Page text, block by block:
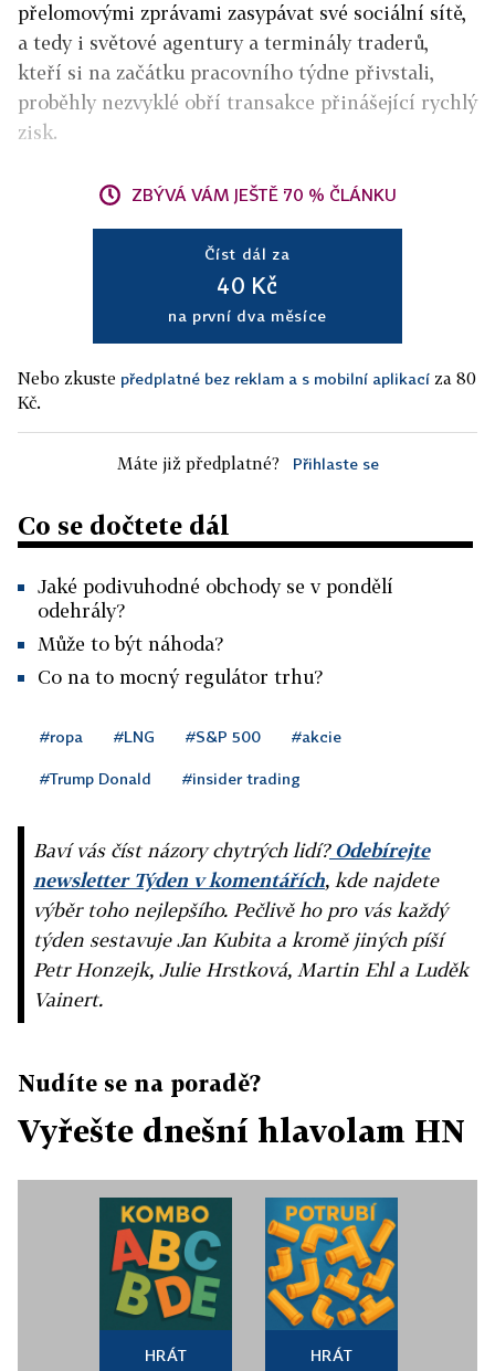
přelomovými zprávami zasypávat své sociální sítě,
a tedy i světové agentury a terminály traderů,
kteří si na začátku pracovního týdne přivstali,
proběhly nezvyklé obří transakce přinášející rychlý
zisk.
ZBÝVÁ VÁM JEŠTĚ 70 % ČLÁNKU
Číst dál za
40 Kč
na první dva měsíce
Nebo zkuste předplatné bez reklam a s mobilní aplikací za 80
Kč.
Máte již předplatné? Přihlaste se
Co se dočtete dál
Jaké podivuhodné obchody se v pondělí
odehrály?
Může to být náhoda?
Co na to mocný regulátor trhu?
#ropa #LNG #S&P 500 #akcie
#Trump Donald #insider trading
Baví vás číst názory chytrých lidí?Odebírejte
newsletter Týden v komentářích, kde najdete
výběr toho nejlepšího. Pečlivě ho pro vás každý
týden sestavuje Jan Kubita a kromě jiných píší
Petr Honzejk, Julie Hrstková, Martin Ehl a Luděk
Vainert.
Nudíte se na poradě?
Vyřešte dnešní hlavolam HN
HRÁT HRÁT